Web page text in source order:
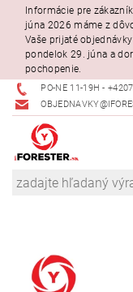
Informácie pre
júna 2026 máme z
Vaše prijaté
pondelok 29. júna a
pochopenie.
PO-NE 11-19H -